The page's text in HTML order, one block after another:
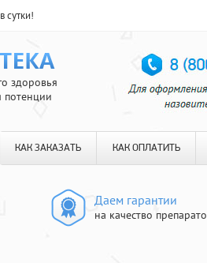
сутки!
здоровья
потенции
КАК ЗАКАЗАТЬ КАК ОПЛАТИТЬ
Даем гарантии
на качество